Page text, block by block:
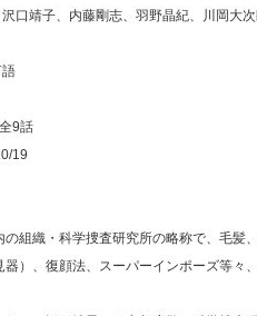
沢口靖子、内藤剛志、羽野晶紀、川岡大
語
9話
19
組織・科学捜査研究所の略称で、毛髪
器）、復顔法、スーパーインポーズ等々